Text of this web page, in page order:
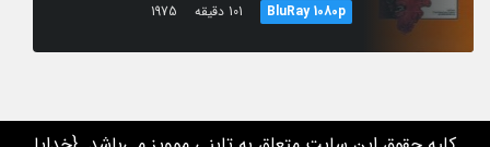
BluRay 1080p
101 دقیقه 1975